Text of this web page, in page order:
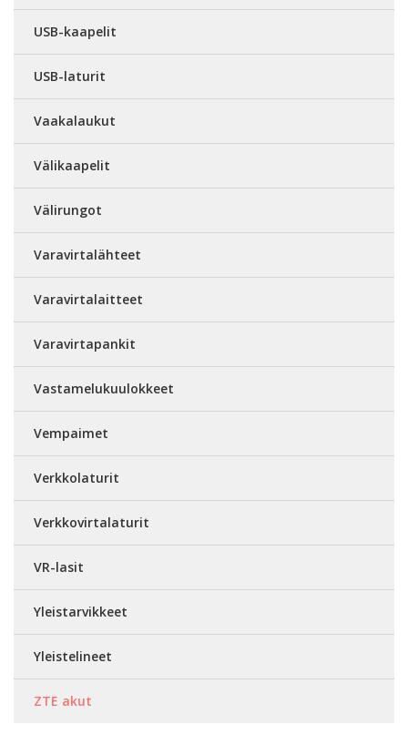
USB-kaapelit
USB-laturit
Vaakalaukut
Välikaapelit
Välirungot
Varavirtalähteet
Varavirtalaitteet
Varavirtapankit
Vastamelukuulokkeet
Vempaimet
Verkkolaturit
Verkkovirtalaturit
VR-lasit
Yleistarvikkeet
Yleistelineet
ZTE akut